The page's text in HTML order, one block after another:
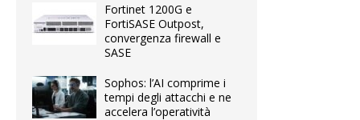
Fortinet 1200G e
FortiSASE Outpost,
convergenza firewall e
SASE
Sophos: l’AI comprime i
tempi degli attacchi e ne
accelera l’operatività